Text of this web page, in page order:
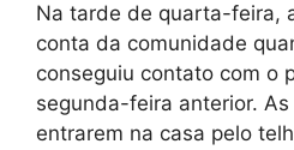
Na tarde de quarta-feira,
conta da comunidade
conseguiu contato com o
segunda-feira anterior.
entrarem na casa pelo